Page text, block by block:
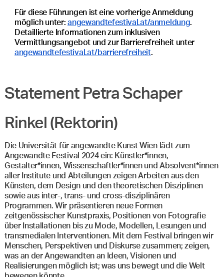
Für diese Führungen ist eine vorherige Anmeldung
möglich unter:angewandtefestival.at/anmeldung.
Detaillierte Informationen zum inklusiven
Vermittlungsangebot und zur Barrierefreiheit unter
angewandtefestival.at/barrierefreiheit.
Statement Petra Schaper
Rinkel (Rektorin)
Die Universität für angewandte Kunst Wien lädt zum
Angewandte Festival 2024 ein: Künstler*innen,
Gestalter*innen, Wissenschaftler*innen und Absolvent*innen
aller Institute und Abteilungen zeigen Arbeiten aus den
Künsten, dem Design und den theoretischen Disziplinen
sowie aus inter-, trans- und cross-disziplinären
Programmen. Wir präsentieren neue Formen
zeitgenössischer Kunstpraxis, Positionen von Fotografie
über Installationen bis zu Mode, Modellen, Lesungen und
transmedialen Interventionen. Mit dem Festival bringen wir
Menschen, Perspektiven und Diskurse zusammen; zeigen,
was an der Angewandten an Ideen, Visionen und
Realisierungen möglich ist; was uns bewegt und die Welt